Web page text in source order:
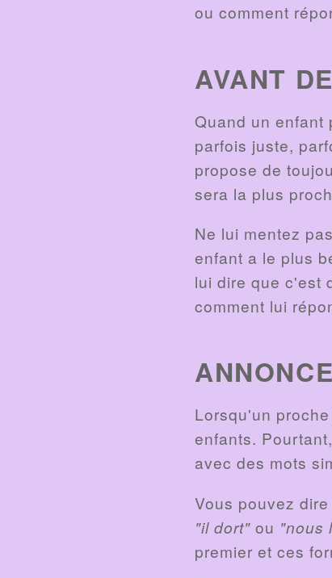
ou comment
AVANT
Quand un enfant
parfois juste,
propose de
sera la plus
Ne lui mentez
enfant a le plus
lui dire que c'est
comment lui
Lorsqu'un
enfants.
avec des mots
Vous pouvez
"il dort" ou "nous
premier et ces